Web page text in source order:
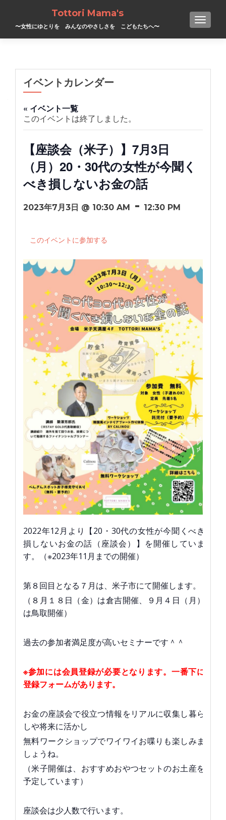
Tottori Mama's
〜女性にゆとりを みんなのやさしさを こどもたちへ〜
イベントカレンダー
« イベント一覧
このイベントは終了しました。
【座談会（米子）】7月3日
（月）20・30代の女性が今聞く
べき損しないお金の話
2023年7月3日 @ 10:30 AM - 12:30 PM
このイベントに参加する
2022年12月より【20・30代の女性が今聞くべき
損しないお金の話（座談会）】を開催していま
す。（※2023年11月までの開催）
第８回目となる７月は、米子市にて開催します。
（８月１８日（金）は倉吉開催、９月４日（月）
は鳥取開催）
過去の参加者満足度が高いセミナーです＾＾
※参加には会員登録が必要となります。一番下に
登録フォームがあります。
お金の座談会で役立つ情報をリアルに収集し暮ら
しや将来に活かし
無料ワークショップでワイワイお喋りも楽しみま
しょうね。
（米子開催は、おすすめおやつセットのお土産を
予定しています）
座談会は少人数で行います。